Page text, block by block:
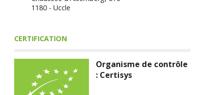
1180 - Uccle
CERTIFICATION
Organisme de contrôle
: Certisys